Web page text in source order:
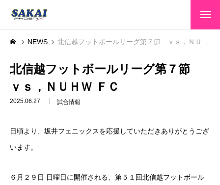
HOME トップページ
CLUB INFO クラブ情報
TEAMS
NEWS 北信越フットボールリーグ第７節 ｖｓ，ＮＵＨＷ ＦＣ
北信越フットボールリーグ第７節
ｖｓ，ＮＵＨＷ ＦＣ
2025.06.27 試合情報
日頃より、坂井フェニックスを応援していただきありがとうござ
います。
６月２９日 日曜日に開催される、第５１回北信越フットボール